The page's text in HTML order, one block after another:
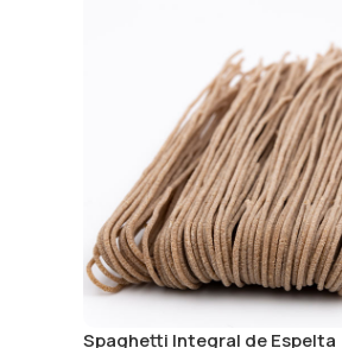
Spaghetti Integral de Espelta